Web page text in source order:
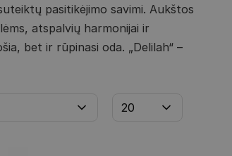
pasitikėjimo savimi. Aukštos
atspalvių harmonijai ir
bet ir rūpinasi oda. „Delilah“ –